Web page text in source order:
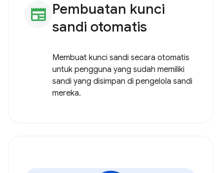
newspaper Pembuatan kunci
sandi otomatis
Membuat kunci sandi secara otomatis
untuk pengguna yang sudah memiliki
sandi yang disimpan di pengelola sandi
mereka.